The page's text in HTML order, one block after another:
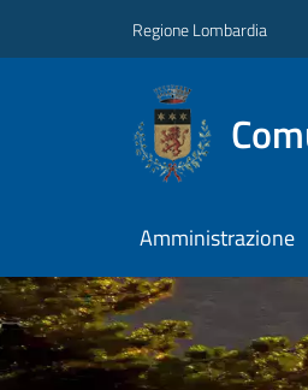
Regione Lombardia
Amministrazione